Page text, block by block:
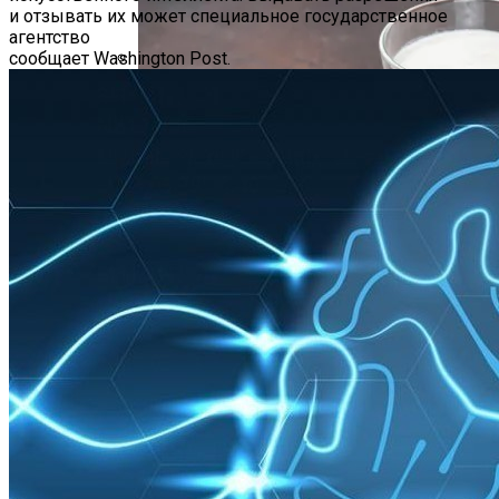
В Беларуси Начинает Работать
Доставка Лекарств На Дом
Как Грамотно Начать Карьеру
Молодым Специалистам
Hyundai Santa Fe: Мощное Сочетание
Традиций И Новаций При Расходе 6 Л
На «сотню»
Безлактозное Молоко — Обычное
Молоко Или Хорошая Альтернатива?
и отзывать их может специальное государственное
агентство
сообщает Washington Post.